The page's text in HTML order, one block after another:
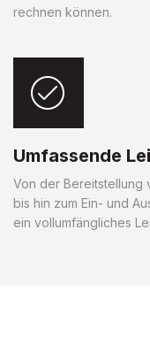
rechnen können.
Umfassende
Von der Bereitstellung
bis hin zum Ein- und
ein vollumfängliches